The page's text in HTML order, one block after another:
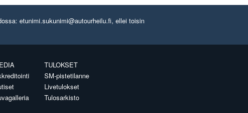
etunimi.sukunimi@autourheilu.fi, ellei toisin
TULOKSET
SM-pistetilanne
Livetulokset
Tulosarkisto